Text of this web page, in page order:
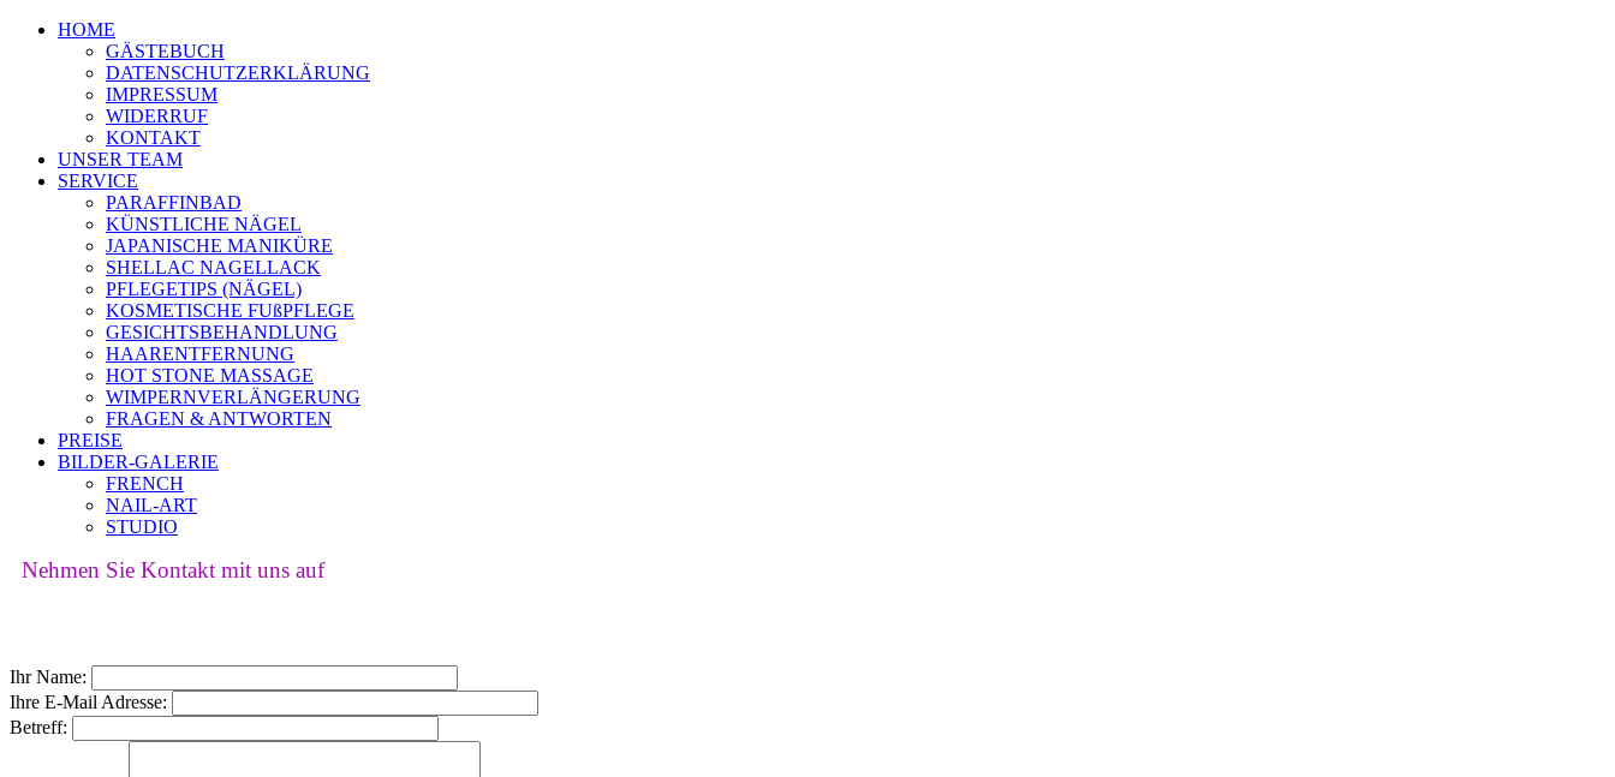
HOME
GÄSTEBUCH
DATENSCHUTZERKLÄRUNG
IMPRESSUM
WIDERRUF
KONTAKT
UNSER TEAM
SERVICE
PARAFFINBAD
KÜNSTLICHE NÄGEL
JAPANISCHE MANIKÜRE
SHELLAC NAGELLACK
PFLEGETIPS (NÄGEL)
KOSMETISCHE FUßPFLEGE
GESICHTSBEHANDLUNG
HAARENTFERNUNG
HOT STONE MASSAGE
WIMPERNVERLÄNGERUNG
FRAGEN & ANTWORTEN
PREISE
BILDER-GALERIE
FRENCH
NAIL-ART
STUDIO
Nehmen Sie Kontakt mit uns auf
Ihr Name:
Ihre E-Mail Adresse:
Betreff: